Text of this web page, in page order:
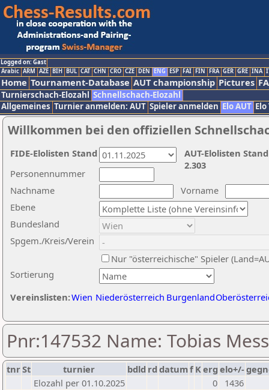
Logged on: Gast
Arabic ARM AZE BIH BUL CAT CHN CRO CZE DEN ENG ESP FAI FIN FRA GER GRE INA
Home Tournament-Database AUT championship Pictures
Turnierschach-Elozahl Schnellschach-Elozahl
Allgemeines Turnier anmelden: AUT Spieler anmelden Elo AUT
Willkommen bei den offiziellen
Nachname
Vorname
Ebene
Sortierung
Personennummer
Bundesland
Spgem./Kreis/Verein
Nur "österreichische" Spieler
Vereinslisten:Wien Niederösterreich Burgenland
AUT-Elolisten
2.303
FIDE-Elolisten Stand
Pnr:147532 Name: Tobias
tnrSt turnier bdld rd datumf Kerg elo+/-
Elozahl per 01.10.2025
0
1436